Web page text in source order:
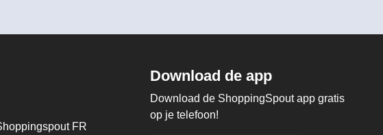
FR
Download de app
Download de ShoppingSpout app gratis
op je telefoon!